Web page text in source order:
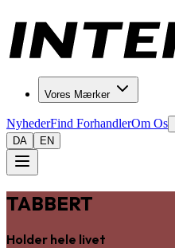
Vores Mærker
NyhederFind ForhandlerOm Os
DA
EN
TABBERT
Holder hele livet